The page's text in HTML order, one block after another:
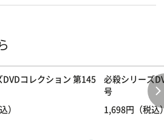
コレクション 第145
）
必殺シリーズ
号
1,698円（税込